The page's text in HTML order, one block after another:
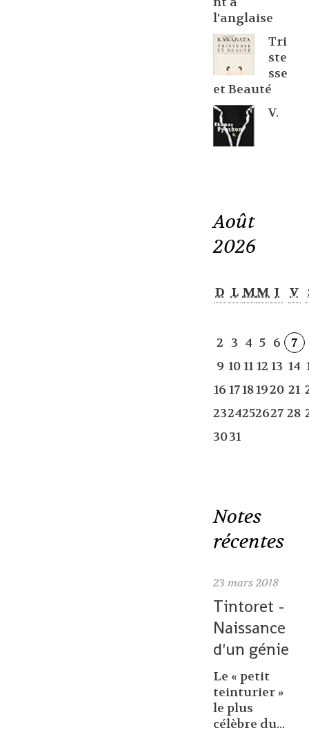
l'anglaise
Tri
ste
sse
et Beauté
V.
Août
2026
D L MM J V
2 3 4 5 6 7
9 1011 12 13 14
16 17181920 21
2324252627 28
3031
Notes
récentes
23 mars 2018
Tintoret -
Naissance
d'un génie
Le « petit
teinturier »
le plus
célèbre du...